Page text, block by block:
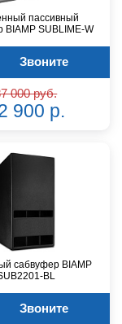
пассивный
BIAMP SUBLIME-W
Звоните
000 руб.
900 р.
сабвуфер BIAMP
BL
Звоните